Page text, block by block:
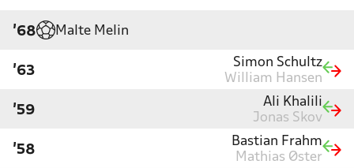
'68 Malte Melin
'63
Simon Schultz
William Hansen
'59
Ali Khalili
Jonas Skov
'58
Bastian Frahm
Mathias Øster